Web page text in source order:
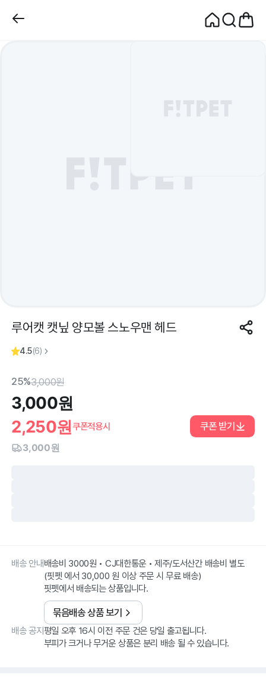
루어캣 캣닢 양모볼 스노우맨 헤드
4.5(6)
25%3,000원
3,000원
2,250원쿠폰적용시 쿠폰 받기
3,000원
배송 안내배송비 3000원 • CJ대한통운 • 제주/도서산간 배송비 별도
(핏펫 에서 30,000 원 이상 주문 시 무료 배송)
핏펫에서 배송되는 상품입니다.
묶음배송 상품 보기
배송 공지평일 오후 16시 이전 주문 건은 당일 출고됩니다.
부피가 크거나 무거운 상품은 분리 배송 될 수 있습니다.